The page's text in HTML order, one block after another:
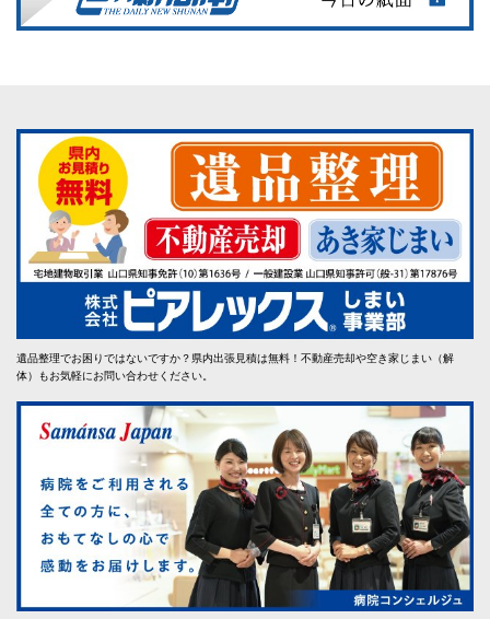
遺品整理でお困りではないですか？県内出張見積は無料！不動産売却や空き家じまい（解
体）もお気軽にお問い合わせください。